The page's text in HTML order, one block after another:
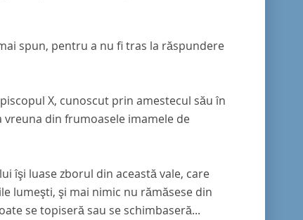
spun, pentru a nu fi tras la răspundere
X, cunoscut prin amestecul său în
vreuna din frumoasele imamele de
îşi luase zborul din această vale, care
lumeşti, şi mai nimic nu rămăsese din
se topiseră sau se schimbaseră...